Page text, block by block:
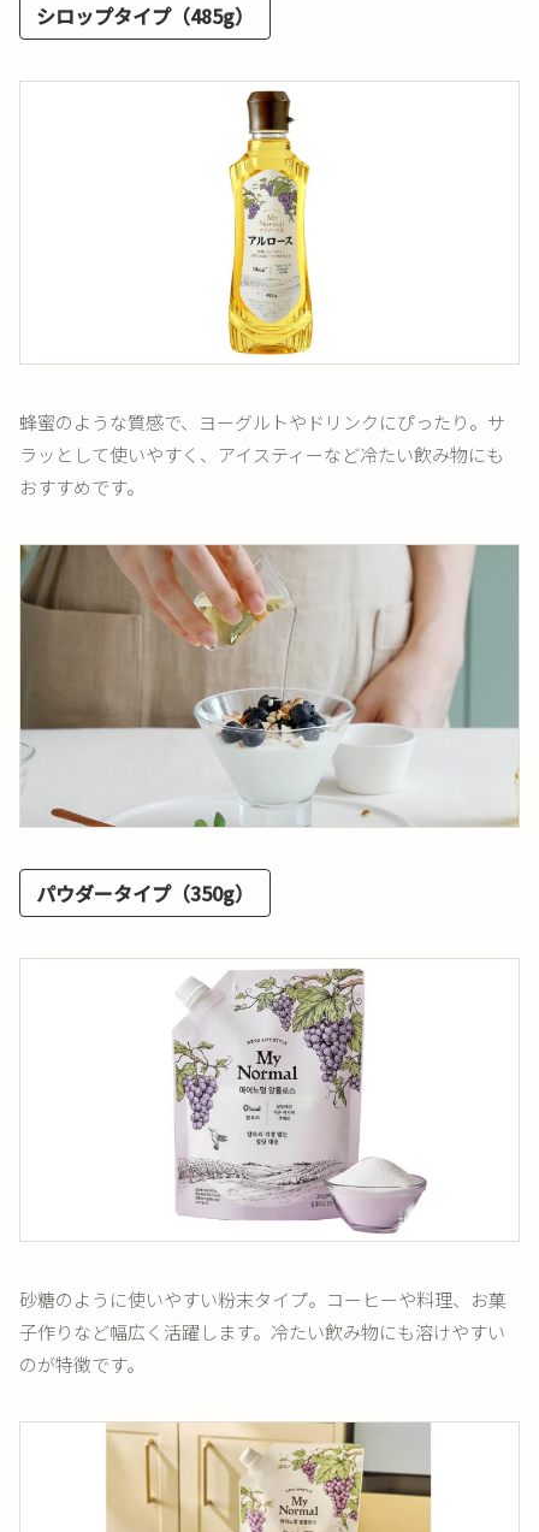
シロップタイプ（485g）
蜂蜜のような質感で、ヨーグルトやドリンクにぴったり。サ
ラッとして使いやすく、アイスティーなど冷たい飲み物にも
おすすめです。
パウダータイプ（350g）
砂糖のように使いやすい粉末タイプ。コーヒーや料理、お菓
子作りなど幅広く活躍します。冷たい飲み物にも溶けやすい
のが特徴です。